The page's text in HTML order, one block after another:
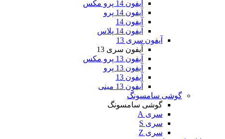
آیفون 14 پرو مکس
آیفون 14 پرو
آیفون 14
آیفون 14 پلاس
آیفون سری 13
آیفون سری 13
آیفون 13 پرو مکس
آیفون 13 پرو
آیفون 13
آیفون 13 مینی
گوشی سامسونگ
گوشی سامسونگ
سری A
سری S
سری Z